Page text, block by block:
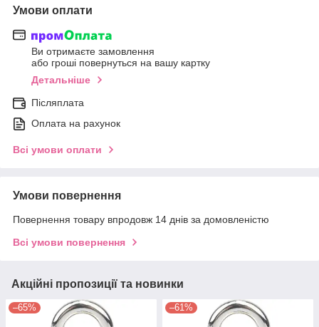
Умови оплати
Ви отримаєте замовлення
або гроші повернуться на вашу картку
Детальніше
Післяплата
Оплата на рахунок
Всі умови оплати
Умови повернення
Повернення товару впродовж 14 днів за домовленістю
Всі умови повернення
Акційні пропозиції та новинки
–65% –61%